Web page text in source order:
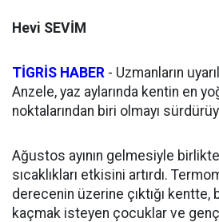
Hevi SEVİM
TİGRİS HABER - Uzmanların
Anzele, yaz aylarında kentin en
noktalarından biri olmayı
Ağustos ayının gelmesiyle
sıcaklıkları etkisini artırdı.
derecenin üzerine çıktığı kentte,
kaçmak isteyen çocuklar ve